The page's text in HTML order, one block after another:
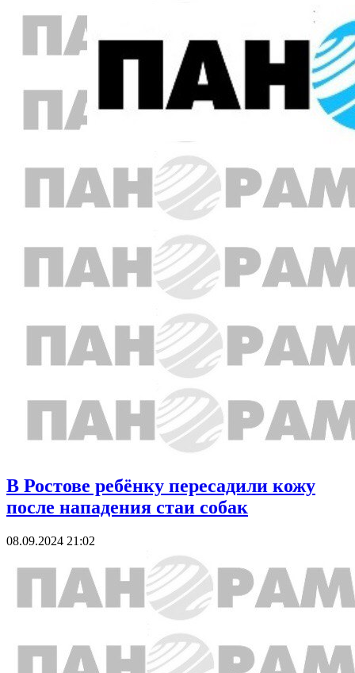
В Ростове ребёнку пересадили кожу
после нападения стаи собак
08.09.2024 21:02